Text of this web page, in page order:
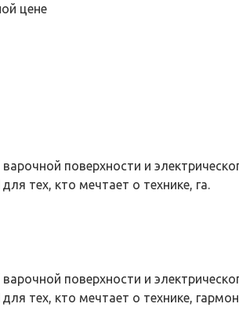
цене
поверхности и
тех, кто мечтает о технике, га.
поверхности и
тех, кто мечтает о технике,